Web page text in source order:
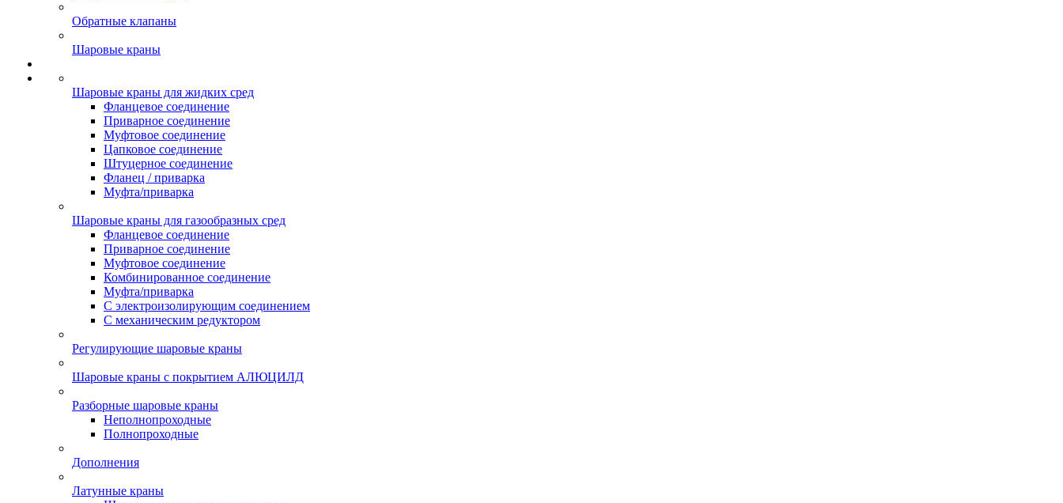
Обратные клапаны
Шаровые краны
Шаровые краны для жидких сред
Фланцевое соединение
Приварное соединение
Муфтовое соединение
Цапковое соединение
Штуцерное соединение
Фланец / приварка
Муфта/приварка
Шаровые краны для газообразных сред
Фланцевое соединение
Приварное соединение
Муфтовое соединение
Комбинированное соединение
Муфта/приварка
С электроизолирующим соединением
С механическим редуктором
Регулирующие шаровые краны
Шаровые краны с покрытием АЛЮЦИЛД
Разборные шаровые краны
Неполнопроходные
Полнопроходные
Дополнения
Латунные краны